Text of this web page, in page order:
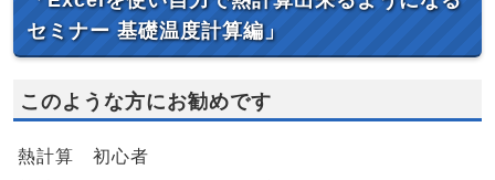
セミナー 基礎温度計算編」
このような方にお勧めです
熱計算 初心者